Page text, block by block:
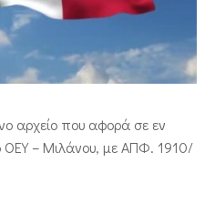
αρχείο που αφορά σε εν
ΟΕΥ – Μιλάνου, με ΑΠΦ. 1910/